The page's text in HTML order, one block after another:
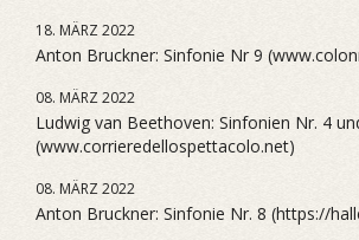
18. MÄRZ 2022
Anton Bruckner: Sinfonie Nr 9
08. MÄRZ 2022
Ludwig van Beethoven: Sinfonien Nr. 4
(www.corrieredellospettacolo.net)
08. MÄRZ 2022
Anton Bruckner: Sinfonie Nr. 8 (https://